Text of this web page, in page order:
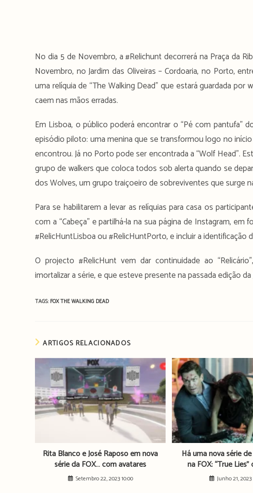
No dia 5 de Novembro, a #Relichunt decorrerá na Praça da
Novembro, no Jardim das Oliveiras – Cordoaria, no Porto,
uma relíquia de “The Walking Dead” que estará guardada
caem nas mãos erradas.
Em Lisboa, o público poderá encontrar o “Pé com pantufa”
episódio piloto: uma menina que se transformou logo no
encontrou. Já no Porto pode ser encontrada a “Wolf Head”.
grupo de walkers que coloca todos sob alerta quando se
dos Wolves, um grupo traiçoeiro de sobreviventes que surge
Para se habilitarem a levar as relíquias para casa os
com a “Cabeça” e partilhá-la na sua página de Instagram, em
#RelicHuntLisboa ou #RelicHuntPorto, e incluir a identificação
O projecto #RelicHunt vem dar continuidade ao
imortalizar a série, e que esteve presente na passada edição da
TAGS: FOXTHE WALKING DEAD
ARTIGOS RELACIONADOS
Rita Blanco e José Raposo em nova
série da FOX… com avatares
Setembro 22, 2023 10:00
Há uma nova série
na FOX: “True
Junho 21, 2023